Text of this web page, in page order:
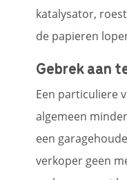
katalysator,
de papieren
Gebrek aan
Een particuliere
algemeen
een
verkoper geen